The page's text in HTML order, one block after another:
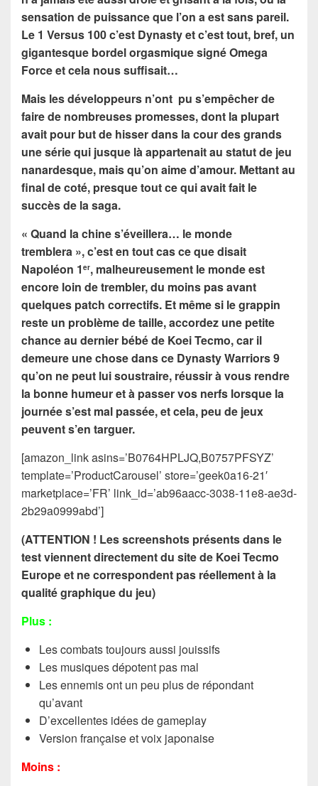
sensation de puissance que l’on a est sans pareil.
Le 1 Versus 100 c’est Dynasty et c’est tout, bref, un
gigantesque bordel orgasmique signé Omega
Force et cela nous suffisait…
Mais les développeurs n’ont pu s’empêcher de
faire de nombreuses promesses, dont la plupart
avait pour but de hisser dans la cour des grands
une série qui jusque là appartenait au statut de jeu
nanardesque, mais qu’on aime d’amour. Mettant au
final de coté, presque tout ce qui avait fait le
succès de la saga.
« Quand la chine s’éveillera… le monde
tremblera », c’est en tout cas ce que disait
Napoléon 1 er, malheureusement le monde est
encore loin de trembler, du moins pas avant
quelques patch correctifs. Et même si le grappin
reste un problème de taille, accordez une petite
chance au dernier bébé de Koei Tecmo, car il
demeure une chose dans ce Dynasty Warriors 9
qu’on ne peut lui soustraire, réussir à vous rendre
la bonne humeur et à passer vos nerfs lorsque la
journée s’est mal passée, et cela, peu de jeux
peuvent s’en targuer.
[amazon_link asins=’B0764HPLJQ,B0757PFSYZ’
template=’ProductCarousel’ store=’geek0a16-21′
marketplace=’FR’ link_id=’ab96aacc-3038-11e8-ae3d-
2b29a0999abd’]
(ATTENTION ! Les screenshots présents dans le
test viennent directement du site de Koei Tecmo
Europe et ne correspondent pas réellement à la
qualité graphique du jeu)
Plus :
Les combats toujours aussi jouissifs
Les musiques dépotent pas mal
Les ennemis ont un peu plus de répondant
qu’avant
D’excellentes idées de gameplay
Version française et voix japonaise
Moins :